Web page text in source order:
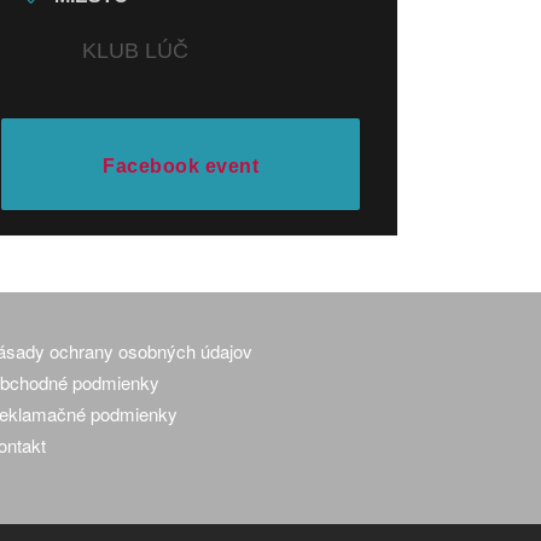
KLUB LÚČ
Facebook event
ochrany osobných údajov
podmienky
podmienky